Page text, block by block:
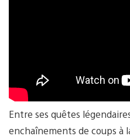
Entre ses quêtes
enchaînements de coups à